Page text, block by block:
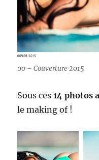
00 – Couverture 2015
Sous ces14 photos
le making of !